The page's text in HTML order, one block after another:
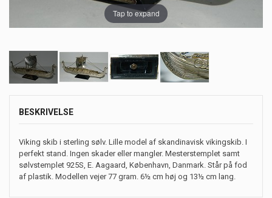
Tap to expand
BESKRIVELSE
Viking skib i sterling sølv. Lille model af skandinavisk vikingskib. I
perfekt stand. Ingen skader eller mangler. Mesterstemplet samt
sølvstemplet 925S, E. Aagaard, København, Danmark. Står på fod
af plastik. Modellen vejer 77 gram. 6½ cm høj og 13½ cm lang.